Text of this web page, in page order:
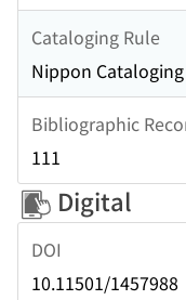
Cataloging Rule
Nippon
Bibliographic
111
Digital
DOI
10.11501/1457988